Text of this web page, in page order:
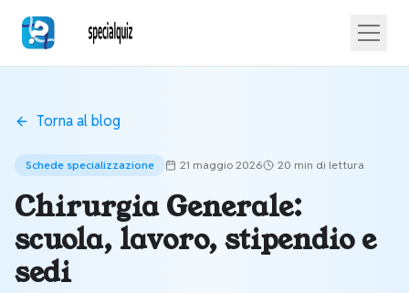
Torna al blog
Schede specializzazione 21 maggio 2026 20 min di lettura
Chirurgia Generale:
scuola, lavoro, stipendio e
sedi